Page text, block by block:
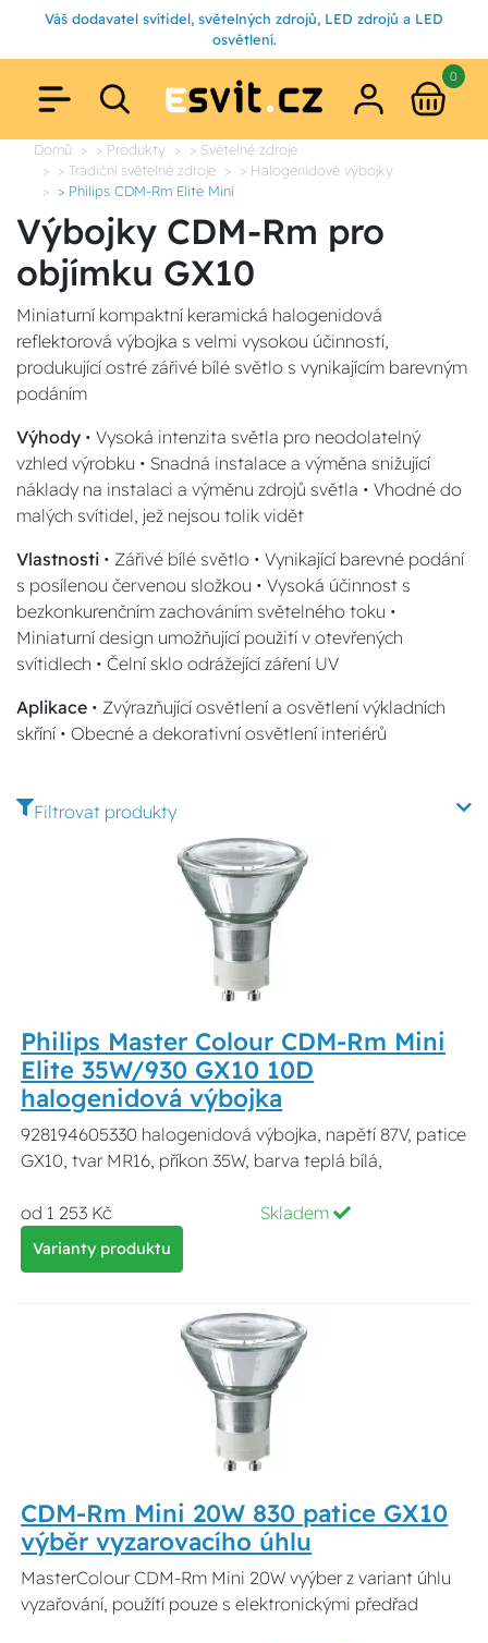
Váš dodavatel svítidel, světelných zdrojů, LED zdrojů a LED
osvětlení.
0
Domů > Produkty
> Světelné zdroje
> Tradiční světelné zdroje
> Halogenidové výbojky
> Philips CDM-Rm Elite Mini
Výbojky CDM-Rm pro
objímku GX10
Miniaturní kompaktní keramická halogenidová
reflektorová výbojka s velmi vysokou účinností,
produkující ostré zářivé bílé světlo s vynikajícím barevným
podáním
Výhody • Vysoká intenzita světla pro neodolatelný
vzhled výrobku • Snadná instalace a výměna snižující
náklady na instalaci a výměnu zdrojů světla • Vhodné do
malých svítidel, jež nejsou tolik vidět
Vlastnosti • Zářivé bílé světlo • Vynikající barevné podání
s posílenou červenou složkou • Vysoká účinnost s
bezkonkurenčním zachováním světelného toku •
Miniaturní design umožňující použití v otevřených
svítidlech • Čelní sklo odrážející záření UV
Aplikace • Zvýrazňující osvětlení a osvětlení výkladních
skříní • Obecné a dekorativní osvětlení interiérů
Filtrovat produkty
Philips Master Colour CDM-Rm Mini
Elite 35W/930 GX10 10D
halogenidová výbojka
928194605330 halogenidová výbojka, napětí 87V, patice
GX10, tvar MR16, příkon 35W, barva teplá bílá,
od 1 253 Kč Skladem
Varianty produktu
CDM-Rm Mini 20W 830 patice GX10
výběr vyzarovacího úhlu
MasterColour CDM-Rm Mini 20W vyýber z variant úhlu
vyzařování, použítí pouze s elektronickými předřad